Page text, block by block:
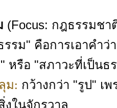
(Focus: กฎธรรมชา
รรม" คือการเอาคำ
หรือ "สภาวะที่เป็นธ
ม: กว้างกว่า "รูป" เ
ในจักรวาล